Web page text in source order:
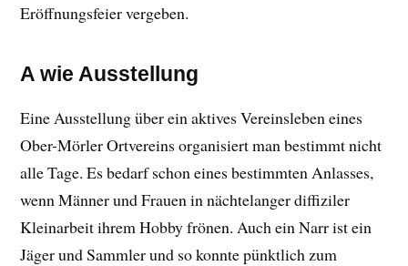
Eröffnungsfeier vergeben.
A wie Ausstellung
Eine Ausstellung über ein aktives Vereinsleben eines
Ober-Mörler Ortvereins organisiert man bestimmt nicht
alle Tage. Es bedarf schon eines bestimmten Anlasses,
wenn Männer und Frauen in nächtelanger diffiziler
Kleinarbeit ihrem Hobby frönen. Auch ein Narr ist ein
Jäger und Sammler und so konnte pünktlich zum